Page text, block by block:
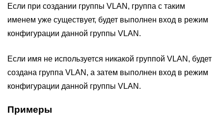
Если при создании группы VLAN, группа с таким
именем уже существует, будет выполнен вход в режим
конфигурации данной группы VLAN.
Если имя не используется никакой группой VLAN, будет
создана группа VLAN, а затем выполнен вход в режим
конфигурации данной группы VLAN.
Примеры